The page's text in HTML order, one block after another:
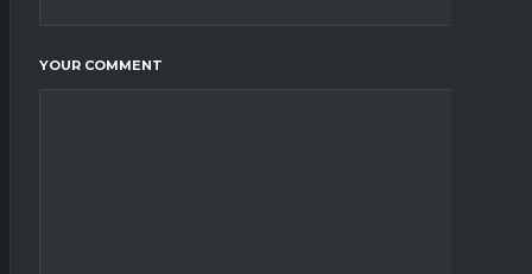
YOUR COMMENT